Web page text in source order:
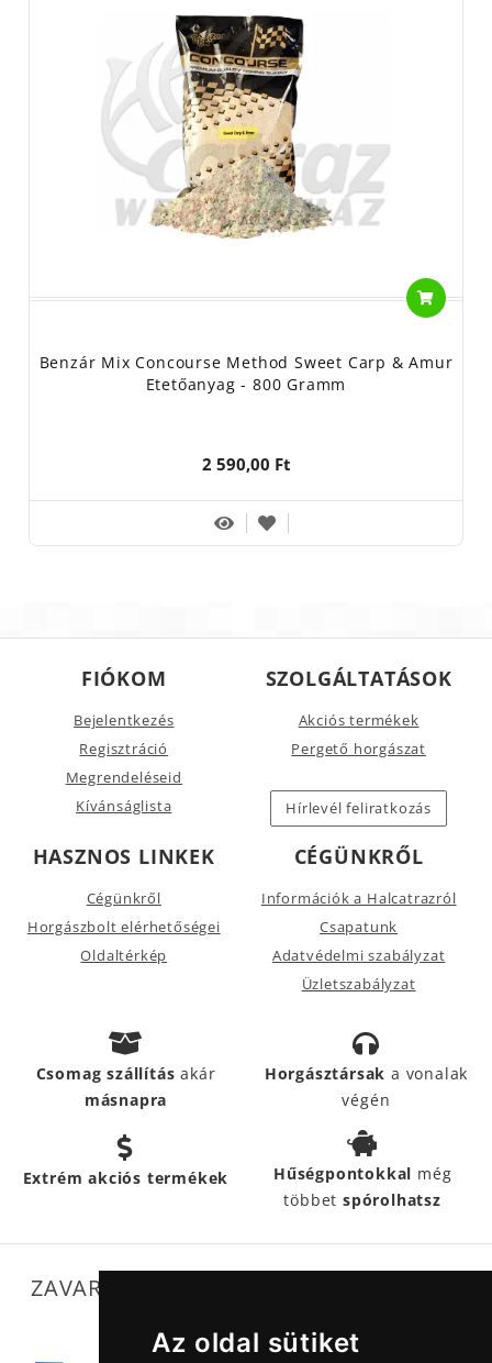
Az oldal sütiket
Benzár Mix Concourse Method Sweet Carp & Amur
Etetőanyag - 800 Gramm
2 590,00 Ft
FIÓKOM
Bejelentkezés
Regisztráció
Megrendeléseid
Kívánságlista
SZOLGÁLTATÁSOK
Akciós termékek
Pergető horgászat
Hírlevél feliratkozás
HASZNOS LINKEK
Cégünkről
Horgászbolt elérhetőségei
Oldaltérkép
CÉGÜNKRŐL
Információk a Halcatrazról
Csapatunk
Adatvédelmi szabályzat
Üzletszabályzat
Csomag szállításakár
másnapra
Horgásztársak a vonalak
végén
Extrém akciós termékek Hűségpontokkal még
többetspórolhatsz
ZAVARTALAN MŰKÖDÉSÜNKET SEGÍTIK